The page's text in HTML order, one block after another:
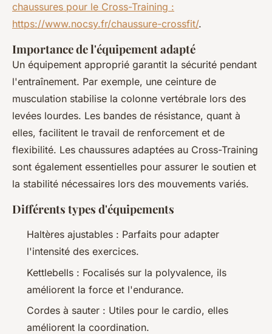
chaussures pour le Cross-Training :
https://www.nocsy.fr/chaussure-crossfit/.
Importance de l'équipement adapté
Un équipement approprié garantit la sécurité pendant
l'entraînement. Par exemple, une ceinture de
musculation stabilise la colonne vertébrale lors des
levées lourdes. Les bandes de résistance, quant à
elles, facilitent le travail de renforcement et de
flexibilité. Les chaussures adaptées au Cross-Training
sont également essentielles pour assurer le soutien et
la stabilité nécessaires lors des mouvements variés.
Différents types d'équipements
Haltères ajustables : Parfaits pour adapter
l'intensité des exercices.
Kettlebells : Focalisés sur la polyvalence, ils
améliorent la force et l'endurance.
Cordes à sauter : Utiles pour le cardio, elles
améliorent la coordination.